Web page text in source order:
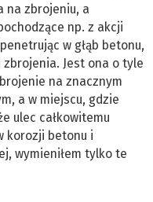
na zbrojeniu, a
np. z akcji
w głąb betonu,
Jest ona o tyle
na znacznym
a w miejscu, gdzie
ulec całkowitemu
korozji betonu i
wymieniłem tylko te